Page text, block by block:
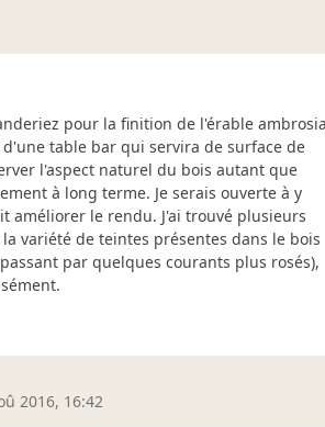
pour la finition de l'érable ambrosia
table bar qui servira de surface de
l'aspect naturel du bois autant que
à long terme. Je serais ouverte à y
améliorer le rendu. J'ai trouvé plusieurs
variété de teintes présentes dans le bois
par quelques courants plus rosés),
2016, 16:42